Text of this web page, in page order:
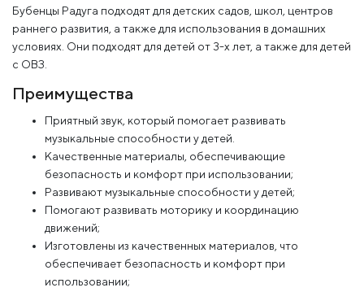
Бубенцы Радуга подходят для детских садов, школ, центров
раннего развития, а также для использования в домашних
условиях. Они подходят для детей от 3-х лет, а также для детей
с ОВЗ.
Преимущества
Приятный звук, который помогает развивать
музыкальные способности у детей.
Качественные материалы, обеспечивающие
безопасность и комфорт при использовании;
Развивают музыкальные способности у детей;
Помогают развивать моторику и координацию
движений;
Изготовлены из качественных материалов, что
обеспечивает безопасность и комфорт при
использовании;